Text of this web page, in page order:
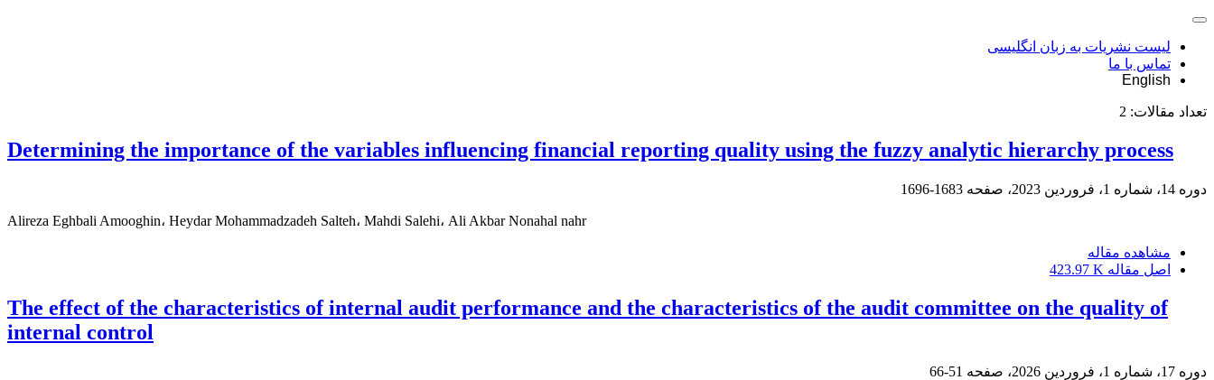
لیست نشریات به زبان انگلیسی
تماس با ما
English
تعداد مقالات: 2
Determining the importance of the variables influencing financial reporting quality using the fuzzy analytic hierarchy process
دوره 14، شماره 1، فروردین 2023، صفحه 1683-1696
Alireza Eghbali Amooghin، Heydar Mohammadzadeh Salteh، Mahdi Salehi، Ali Akbar Nonahal nahr
مشاهده مقاله
اصل مقاله 423.97 K
The effect of the characteristics of internal audit performance and the characteristics of the audit committee on the quality of
internal control
دوره 17، شماره 1، فروردین 2026، صفحه 51-66